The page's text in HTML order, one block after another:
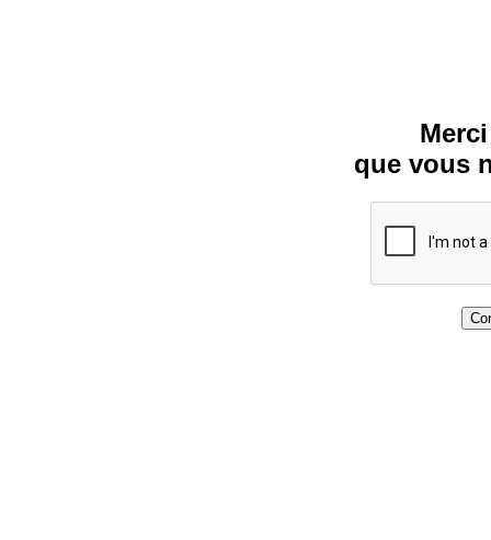
que vous